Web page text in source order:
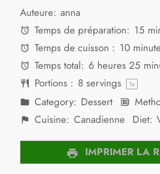
Auteure: anna
Temps de préparation: 15
Temps de cuisson : 10
Temps total: 6 heures 25
Portions : 8servings 1x
Category: Dessert
Cuisine: Canadienne Diet:
IMPRIMER LA